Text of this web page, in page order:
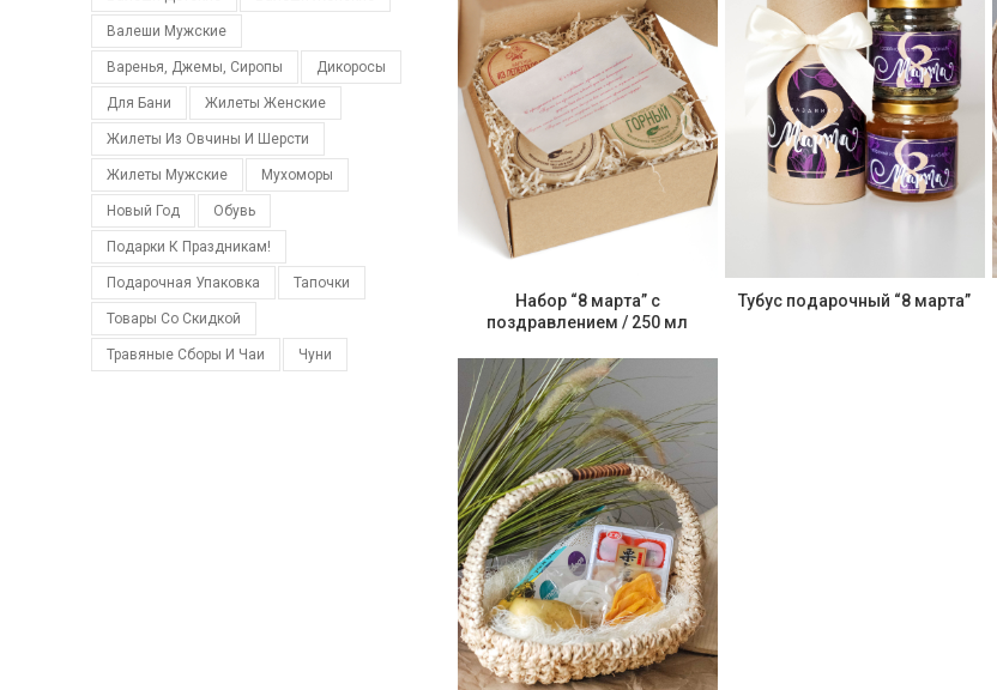
Набор “8 марта” с
поздравлением / 250 мл
Тубус подарочный “8 марта”
Валеши Мужские
Варенья, Джемы, Сиропы Дикоросы
Для Бани Жилеты Женские
Жилеты Из Овчины И Шерсти
Жилеты Мужские Мухоморы
Новый Год Обувь
Подарки К Праздникам!
Подарочная Упаковка Тапочки
Товары Со Скидкой
Травяные Сборы И Чаи Чуни